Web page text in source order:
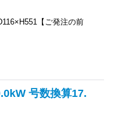
【ご発注の前
号数換算17.